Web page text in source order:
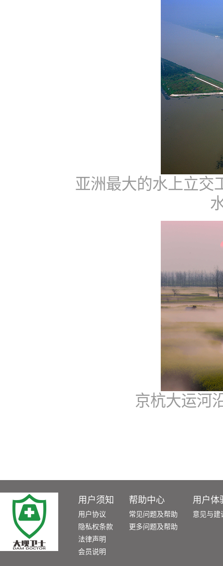
亚洲最大的水上立交
京杭大运河
用户须知
用户协议
隐私权条款
法律声明
会员说明
帮助中心
常见问题及帮助
更多问题及帮助
用户体
意见与建